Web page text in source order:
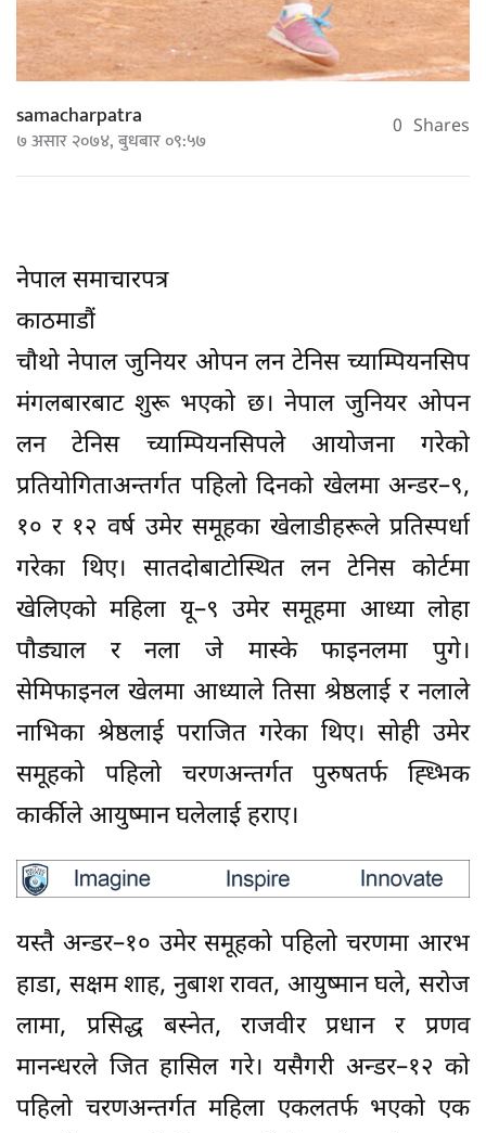
samacharpatra
७ असार २०७४, बुधबार ०९:५७ 0 Shares
नेपाल समाचारपत्र
काठमाडौं
चौथो नेपाल जुनियर ओपन लन टेनिस च्याम्पियनसिप
मंगलबारबाट शुरू भएको छ। नेपाल जुनियर ओपन
लन टेनिस च्याम्पियनसिपले आयोजना गरेको
प्रतियोगिताअन्तर्गत पहिलो दिनको खेलमा अन्डर–९,
१० र १२ वर्ष उमेर समूहका खेलाडीहरूले प्रतिस्पर्धा
गरेका थिए। सातदोबाटोस्थित लन टेनिस कोर्टमा
खेलिएको महिला यू–९ उमेर समूहमा आध्या लोहा
पौड्याल र नला जे मास्के फाइनलमा पुगे।
सेमिफाइनल खेलमा आध्याले तिसा श्रेष्ठलाई र नलाले
नाभिका श्रेष्ठलाई पराजित गरेका थिए। सोही उमेर
समूहको पहिलो चरणअन्तर्गत पुरुषतर्फ ह्ध्भिक
कार्कीले आयुष्मान घलेलाई हराए।
यस्तै अन्डर–१० उमेर समूहको पहिलो चरणमा आरभ
हाडा, सक्षम शाह, नुबाश रावत, आयुष्मान घले, सरोज
लामा, प्रसिद्ध बस्नेत, राजवीर प्रधान र प्रणव
मानन्धरले जित हासिल गरे। यसैगरी अन्डर–१२ को
पहिलो चरणअन्तर्गत महिला एकलतर्फ भएको एक